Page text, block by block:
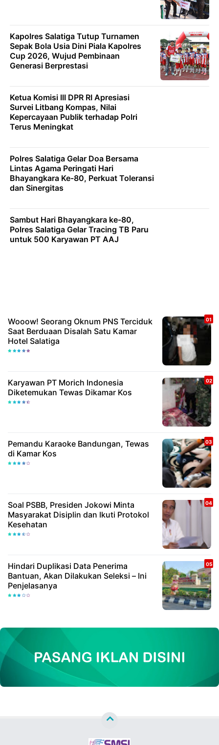
Kapolres Salatiga Tutup Turnamen
Sepak Bola Usia Dini Piala Kapolres
Cup 2026, Wujud Pembinaan
Generasi Berprestasi
Ketua Komisi III DPR RI Apresiasi
Survei Litbang Kompas, Nilai
Kepercayaan Publik terhadap Polri
Terus Meningkat
Polres Salatiga Gelar Doa Bersama
Lintas Agama Peringati Hari
Bhayangkara Ke-80, Perkuat Toleransi
dan Sinergitas
Sambut Hari Bhayangkara ke-80,
Polres Salatiga Gelar Tracing TB Paru
untuk 500 Karyawan PT AAJ
Wooow! Seorang Oknum PNS Terciduk
Saat Berduaan Disalah Satu Kamar
Hotel Salatiga
Karyawan PT Morich Indonesia
Diketemukan Tewas Dikamar Kos
Pemandu Karaoke Bandungan, Tewas
di Kamar Kos
Soal PSBB, Presiden Jokowi Minta
Masyarakat Disiplin dan Ikuti Protokol
Kesehatan
Hindari Duplikasi Data Penerima
Bantuan, Akan Dilakukan Seleksi – Ini
Penjelasanya